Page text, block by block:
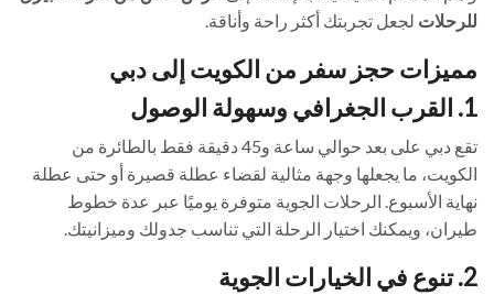
للرحلات لجعل تجربتك أكثر راحة وأناقة.
مميزات حجز سفر من الكويت إلى دبي
1. القرب الجغرافي وسهولة الوصول
تقع دبي على بعد حوالي ساعة و45 دقيقة فقط بالطائرة من
الكويت، ما يجعلها وجهة مثالية لقضاء عطلة قصيرة أو حتى عطلة
نهاية الأسبوع. الرحلات الجوية متوفرة يوميًا عبر عدة خطوط
طيران، ويمكنك اختيار الرحلة التي تناسب جدولك وميزانيتك.
2. تنوع في الخيارات الجوية